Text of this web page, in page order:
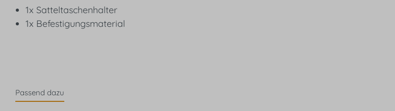
1x Satteltaschenhalter
1x Befestigungsmaterial
Passend dazu